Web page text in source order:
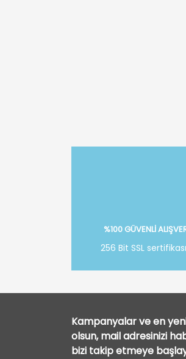
%100 GÜVENLİ
256 Bit SSL
Kampanyalar ve en
olsun, mail adresinizi
bizi takip etmeye